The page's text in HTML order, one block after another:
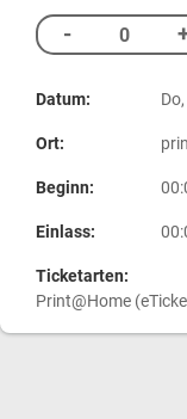
Datum:
Ort:
Beginn:
Einlass:
Ticketarten:
Print@Home